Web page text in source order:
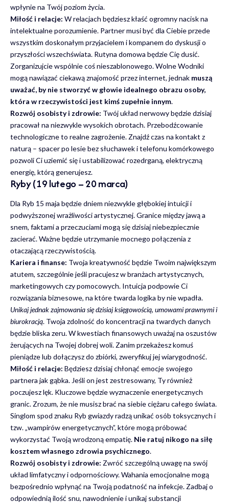
wpłynie na Twój poziom życia.
Miłość i relacje: W relacjach będziesz kłaść ogromny nacisk na
intelektualne porozumienie. Partner musi być dla Ciebie przede
wszystkim doskonałym przyjacielem i kompanem do dyskusji o
przyszłości wszechświata. Rutyna domowa będzie Cię dusić.
Zorganizujcie wspólnie coś nieszablonowego. Wolne Wodniki
mogą nawiązać ciekawą znajomość przez internet, jednak muszą
uważać, by nie stworzyć w głowie idealnego obrazu osoby,
która w rzeczywistości jest kimś zupełnie innym.
Rozwój osobisty i zdrowie: Twój układ nerwowy będzie dzisiaj
pracował na niezwykle wysokich obrotach. Przebodźcowanie
technologiczne to realne zagrożenie. Znajdź czas na kontakt z
naturą – spacer po lesie bez słuchawek i telefonu komórkowego
pozwoli Ci uziemić się i ustabilizować rozedrganą, elektryczną
energię, którą generujesz.
Ryby (19 lutego – 20 marca)
Dla Ryb 15 maja będzie dniem niezwykle głębokiej intuicji i
podwyższonej wrażliwości artystycznej. Granice między jawą a
snem, faktami a przeczuciami mogą się dzisiaj niebezpiecznie
zacierać. Ważne będzie utrzymanie mocnego połączenia z
otaczającą rzeczywistością.
Kariera i finanse: Twoja kreatywność będzie Twoim największym
atutem, szczególnie jeśli pracujesz w branżach artystycznych,
marketingowych czy pomocowych. Intuicja podpowie Ci
rozwiązania biznesowe, na które twarda logika by nie wpadła.
Unikaj jednak zajmowania się dzisiaj księgowością, umowami prawnymi i
biurokracją. Twoja zdolność do koncentracji na twardych danych
będzie bliska zeru. W kwestiach finansowych uważaj na oszustów
żerujących na Twojej dobrej woli. Zanim przekażesz komuś
pieniądze lub dołączysz do zbiórki, zweryfikuj jej wiarygodność.
Miłość i relacje: Będziesz dzisiaj chłonąć emocje swojego
partnera jak gąbka. Jeśli on jest zestresowany, Ty również
poczujesz lęk. Kluczowe będzie wyznaczenie energetycznych
granic. Zrozum, że nie musisz brać na siebie ciężaru całego świata.
Singlom spod znaku Ryb gwiazdy radzą unikać osób toksycznych i
tzw. „wampirów energetycznych”, które mogą próbować
wykorzystać Twoją wrodzoną empatię. Nie ratuj nikogo na siłę
kosztem własnego zdrowia psychicznego.
Rozwój osobisty i zdrowie: Zwróć szczególną uwagę na swój
układ limfatyczny i odpornościowy. Wahania emocjonalne mogą
bezpośrednio wpłynąć na Twoją podatność na infekcje. Zadbaj o
odpowiednią ilość snu, nawodnienie i unikaj substancji